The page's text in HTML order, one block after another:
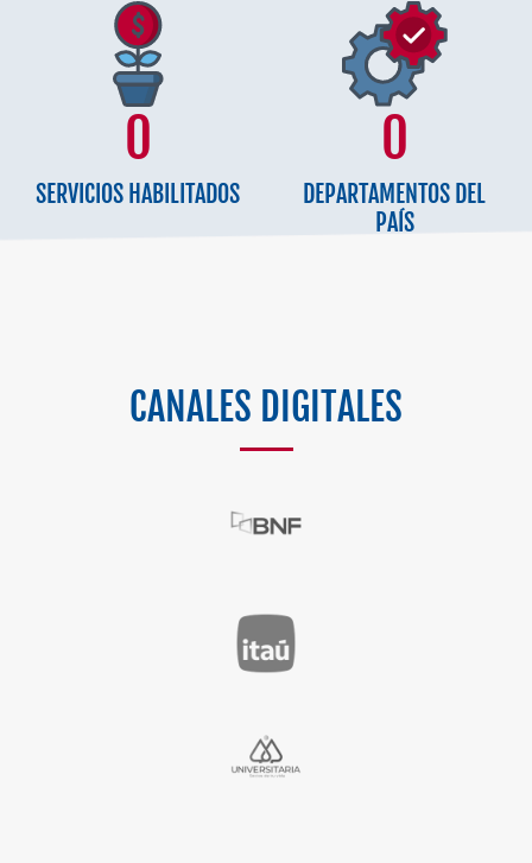
0
SERVICIOS HABILITADOS
0
DEPARTAMENTOS DEL
PAÍS
CANALES DIGITALES